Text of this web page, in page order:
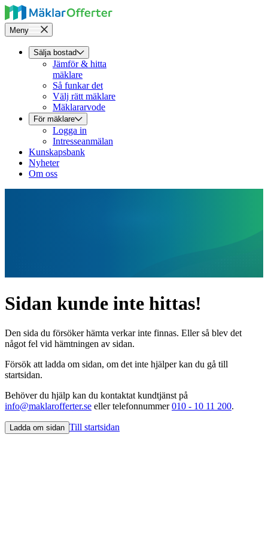
Meny
Sälja bostad
Jämför & hitta
mäklare
Så funkar det
Välj rätt mäklare
Mäklararvode
För mäklare
Logga in
Intresseanmälan
Kunskapsbank
Nyheter
Om oss
Sidan kunde inte hittas!
Den sida du försöker hämta verkar inte finnas. Eller så blev det
något fel vid hämtningen av sidan.
Försök att ladda om sidan, om det inte hjälper kan du gå till
startsidan.
Behöver du hjälp kan du kontaktat kundtjänst på
info@maklarofferter.se eller telefonnummer010 - 10 11 200.
Ladda om sidan Till startsidan